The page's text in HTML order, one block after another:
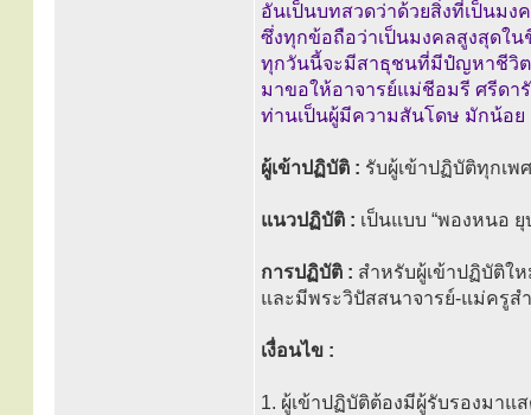
อันเป็นบทสวดว่าด้วยสิ่งที่เป็นมง
ซึ่งทุกข้อถือว่าเป็นมงคลสูงสุดใน
ทุกวันนี้จะมีสาธุชนที่มีปํญหาชีวิต
มาขอให้อาจารย์แม่ชีอมรี ศรีดา
ท่านเป็นผู้มีความสันโดษ มักน้อย
ผู้เข้าปฏิบัติ : รับผู้เข้าปฏิบัติทุกเพ
แนวปฏิบัติ : เป็นแบบ “พองหนอ
การปฏิบัติ : สำหรับผู้เข้าปฏิบัติใ
และมีพระวิปัสสนาจารย์-แม่ครู
เงื่อนไข :
1. ผู้เข้าปฏิบัติต้องมีผู้รับรองมาแ